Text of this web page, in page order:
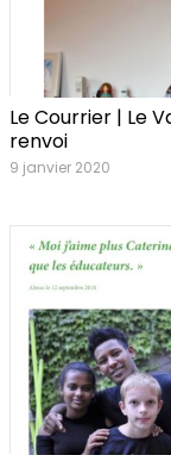
Le Courrier | Le
renvoi
9 janvier 2020